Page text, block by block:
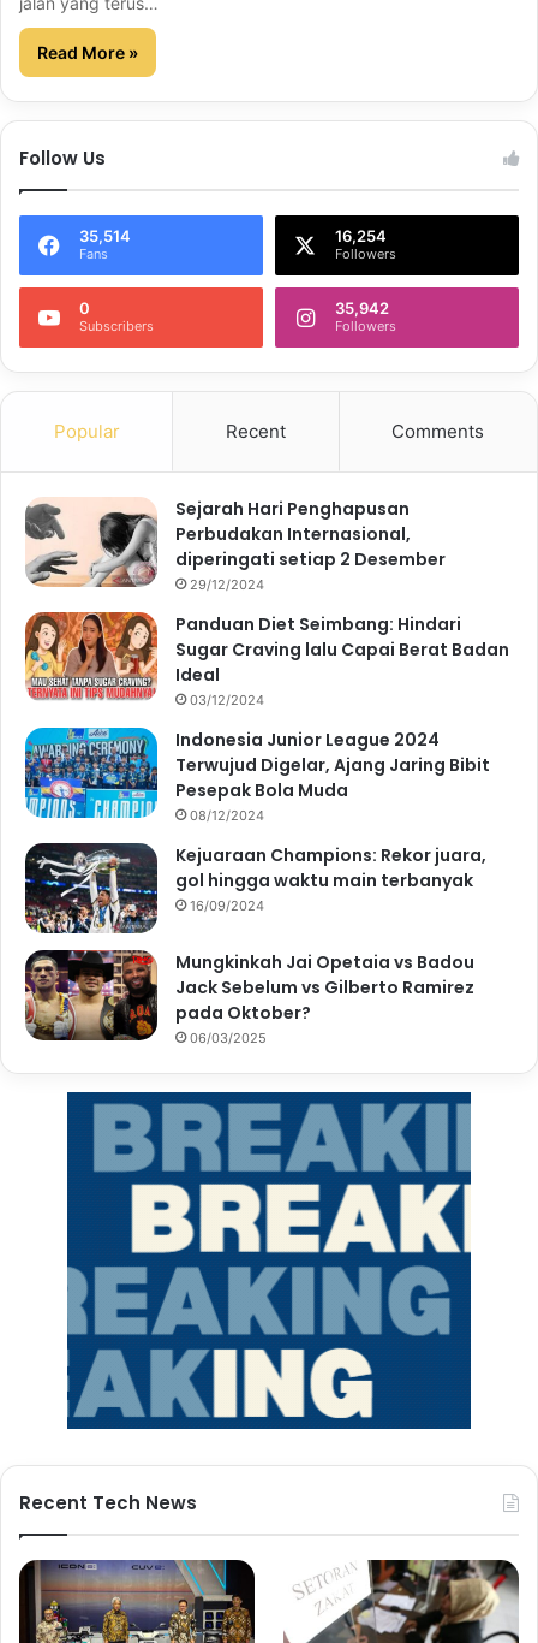
Read More »
Follow Us
35,514
Fans
16,254
Followers
0
Subscribers
35,942
Followers
Popular Recent Comments
Sejarah Hari Penghapusan
Perbudakan Internasional,
diperingati setiap 2 Desember
29/12/2024
Panduan Diet Seimbang: Hindari
Sugar Craving lalu Capai Berat Badan
Ideal
03/12/2024
Indonesia Junior League 2024
Terwujud Digelar, Ajang Jaring Bibit
Pesepak Bola Muda
08/12/2024
Kejuaraan Champions: Rekor juara,
gol hingga waktu main terbanyak
16/09/2024
Mungkinkah Jai Opetaia vs Badou
Jack Sebelum vs Gilberto Ramirez
pada Oktober?
06/03/2025
Recent Tech News